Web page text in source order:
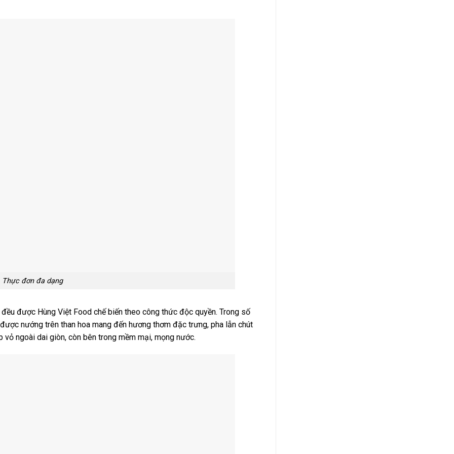
Thực đơn đa dạng
được Hùng Việt Food chế biến theo công thức độc quyền. Trong số
nướng trên than hoa mang đến hương thơm đặc trưng, pha lẫn chút
ngoài dai giòn, còn bên trong mềm mại, mọng nước.